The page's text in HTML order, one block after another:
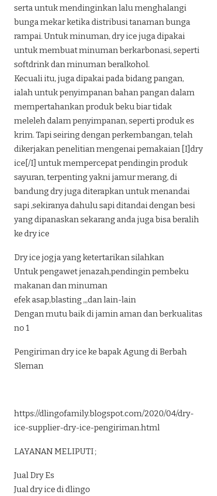
serta untuk mendinginkan lalu menghalangi
bunga mekar ketika distribusi tanaman bunga
rampai. Untuk minuman, dry ice juga dipakai
untuk membuat minuman berkarbonasi, seperti
softdrink dan minuman beralkohol.
Kecuali itu, juga dipakai pada bidang pangan,
ialah untuk penyimpanan bahan pangan dalam
mempertahankan produk beku biar tidak
meleleh dalam penyimpanan, seperti produk es
krim. Tapi seiring dengan perkembangan, telah
dikerjakan penelitian mengenai pemakaian [I]dry
ice[/I] untuk mempercepat pendingin produk
sayuran, terpenting yakni jamur merang, di
bandung dry juga diterapkan untuk menandai
sapi ,sekiranya dahulu sapi ditandai dengan besi
yang dipanaskan sekarang anda juga bisa beralih
ke dry ice
Dry ice jogja yang ketertarikan silahkan
Untuk pengawet jenazah,pendingin pembeku
makanan dan minuman
efek asap,blasting ,,,dan lain-lain
Dengan mutu baik di jamin aman dan berkualitas
no 1
Pengiriman dry ice ke bapak Agung di Berbah
Sleman
https://dlingofamily.blogspot.com/2020/04/dry-
ice-supplier-dry-ice-pengiriman.html
LAYANAN MELIPUTI ;
Jual Dry Es
Jual dry ice di dlingo